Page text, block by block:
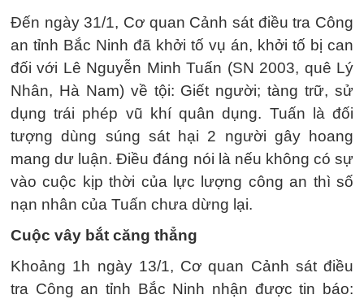
Đến ngày 31/1, Cơ quan Cảnh sát điều tra Công
an tỉnh Bắc Ninh đã khởi tố vụ án, khởi tố bị can
đối với Lê Nguyễn Minh Tuấn (SN 2003, quê Lý
Nhân, Hà Nam) về tội: Giết người; tàng trữ, sử
dụng trái phép vũ khí quân dụng. Tuấn là đối
tượng dùng súng sát hại 2 người gây hoang
mang dư luận. Điều đáng nói là nếu không có sự
vào cuộc kịp thời của lực lượng công an thì số
nạn nhân của Tuấn chưa dừng lại.
Cuộc vây bắt căng thẳng
Khoảng 1h ngày 13/1, Cơ quan Cảnh sát điều
tra Công an tỉnh Bắc Ninh nhận được tin báo: